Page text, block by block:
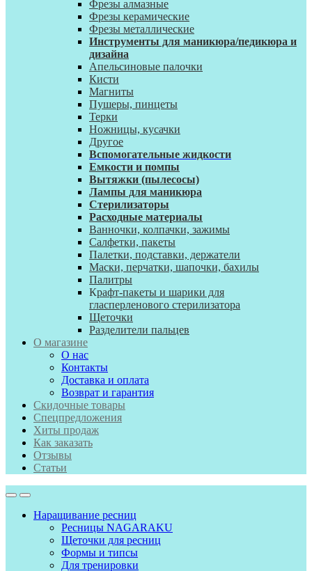
Фрезы алмазные
Фрезы керамические
Фрезы металлические
Инструменты для маникюра/педикюра и
дизайна
Апельсиновые палочки
Кисти
Магниты
Пушеры, пинцеты
Терки
Ножницы, кусачки
Другое
Вспомогательные жидкости
Емкости и помпы
Вытяжки (пылесосы)
Лампы для маникюра
Стерилизаторы
Расходные материалы
Ванночки, колпачки, зажимы
Салфетки, пакеты
Палетки, подставки, держатели
Маски, перчатки, шапочки, бахилы
Палитры
Крафт-пакеты и шарики для
гласперленового стерилизатора
Щеточки
Разделители пальцев
О магазине
О нас
Контакты
Доставка и оплата
Возврат и гарантия
Скидочные товары
Спецпредложения
Хиты продаж
Как заказать
Отзывы
Статьи
Наращивание ресниц
Ресницы NAGARAKU
Щеточки для ресниц
Формы и типсы
Для тренировки